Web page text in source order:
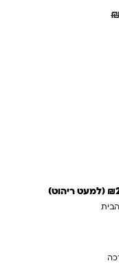
חיסכון